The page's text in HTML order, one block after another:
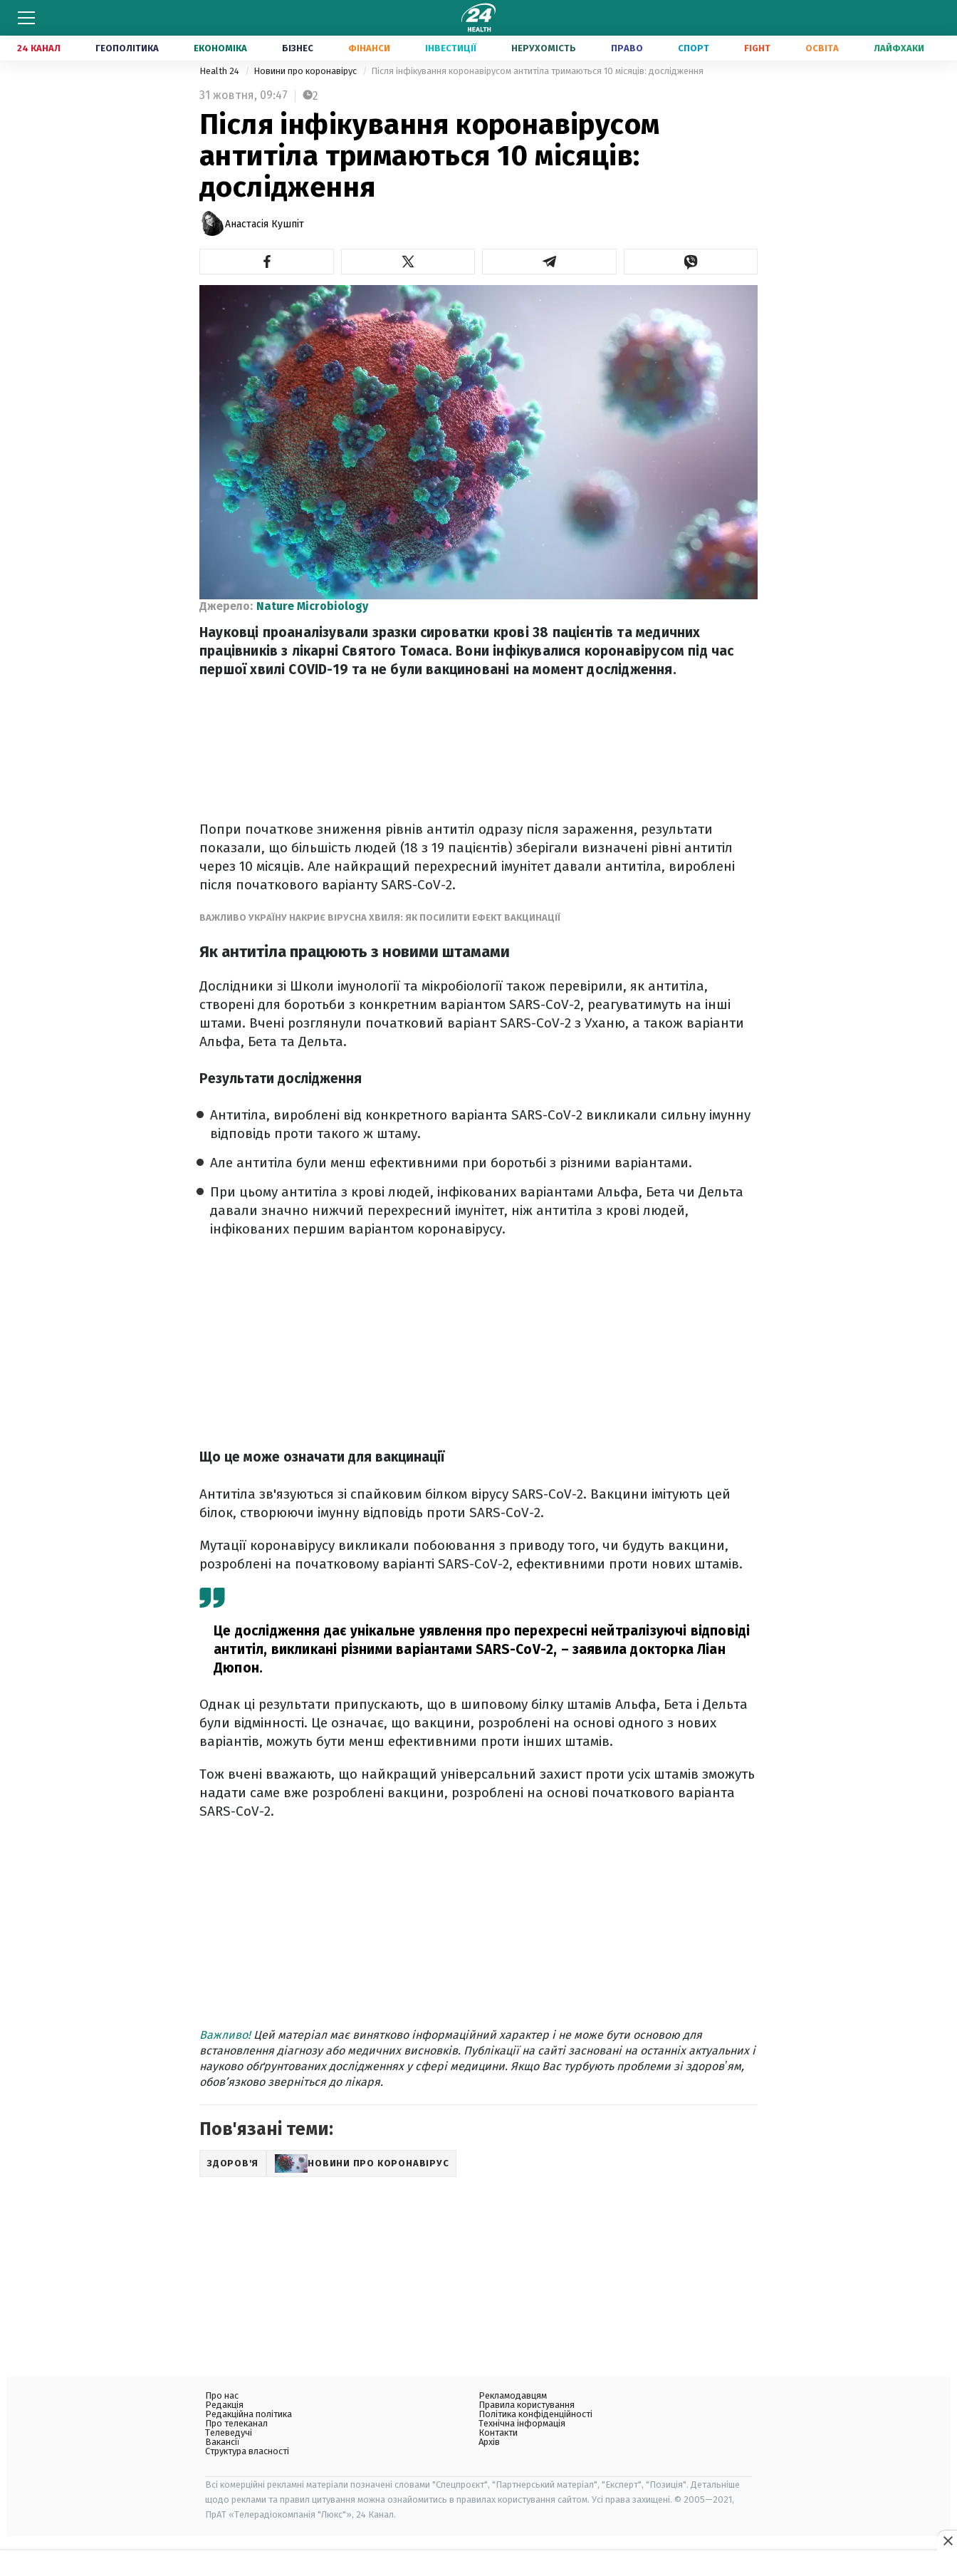
24 КАНАЛ ГЕОПОЛІТИКА ЕКОНОМІКА БІЗНЕС ФІНАНСИ ІНВЕСТИЦІЇ НЕРУХОМІСТЬ ПРАВО СПОРТ FIGHT ОСВІТА ЛАЙФХАКИ
Health 24 Новини про коронавірус Після інфікування коронавірусом антитіла тримаються 10 місяців: дослідження
31 жовтня, 09:47 2
Після інфікування коронавірусом
антитіла тримаються 10 місяців:
дослідження
Анастасія Кушпіт
Джерело: Nature Microbiology
Науковці проаналізували зразки сироватки крові 38 пацієнтів та медичних
працівників з лікарні Святого Томаса. Вони інфікувалися коронавірусом під час
першої хвилі COVID-19 та не були вакциновані на момент дослідження.
Попри початкове зниження рівнів антитіл одразу після зараження, результати
показали, що більшість людей (18 з 19 пацієнтів) зберігали визначені рівні антитіл
через 10 місяців. Але найкращий перехресний імунітет давали антитіла, вироблені
після початкового варіанту SARS-CoV-2.
ВАЖЛИВО УКРАЇНУ НАКРИЄ ВІРУСНА ХВИЛЯ: ЯК ПОСИЛИТИ ЕФЕКТ ВАКЦИНАЦІЇ
Як антитіла працюють з новими штамами
Дослідники зі Школи імунології та мікробіології також перевірили, як антитіла,
створені для боротьби з конкретним варіантом SARS-CoV-2, реагуватимуть на інші
штами. Вчені розглянули початковий варіант SARS-CoV-2 з Уханю, а також варіанти
Альфа, Бета та Дельта.
Результати дослідження
Антитіла, вироблені від конкретного варіанта SARS-CoV-2 викликали сильну імунну
відповідь проти такого ж штаму.
Але антитіла були менш ефективними при боротьбі з різними варіантами.
При цьому антитіла з крові людей, інфікованих варіантами Альфа, Бета чи Дельта
давали значно нижчий перехресний імунітет, ніж антитіла з крові людей,
інфікованих першим варіантом коронавірусу.
Що це може означати для вакцинації
Антитіла зв'язуються зі спайковим білком вірусу SARS-CoV-2. Вакцини імітують цей
білок, створюючи імунну відповідь проти SARS-CoV-2.
Мутації коронавірусу викликали побоювання з приводу того, чи будуть вакцини,
розроблені на початковому варіанті SARS-CoV-2, ефективними проти нових штамів.
Це дослідження дає унікальне уявлення про перехресні нейтралізуючі відповіді
антитіл, викликані різними варіантами SARS-CoV-2, – заявила докторка Ліан
Дюпон.
Однак ці результати припускають, що в шиповому білку штамів Альфа, Бета і Дельта
були відмінності. Це означає, що вакцини, розроблені на основі одного з нових
варіантів, можуть бути менш ефективними проти інших штамів.
Тож вчені вважають, що найкращий універсальний захист проти усіх штамів зможуть
надати саме вже розроблені вакцини, розроблені на основі початкового варіанта
SARS-CoV-2.
Важливо!Цей матеріал має винятково інформаційний характер і не може бути основою для
встановлення діагнозу або медичних висновків. Публікації на сайті засновані на останніх актуальних і
науково обґрунтованих дослідженнях у сфері медицини. Якщо Вас турбують проблеми зі здоровʼям,
обов’язково зверніться до лікаря.
Пов'язані теми:
ЗДОРОВ'Я НОВИНИ ПРО КОРОНАВІРУС
Про нас
Редакція
Редакційна політика
Про телеканал
Телеведучі
Вакансії
Структура власності
Рекламодавцям
Правила користування
Політика конфіденційності
Технічна інформація
Контакти
Архів
Всі комерційні рекламні матеріали позначені словами "Спецпроєкт", "Партнерський матеріал", "Експерт", "Позиція". Детальніше
щодо реклами та правил цитування можна ознайомитись в правилах користування сайтом. Усі права захищені. © 2005—2021,
ПрАТ «Телерадіокомпанія "Люкс"», 24 Канал.